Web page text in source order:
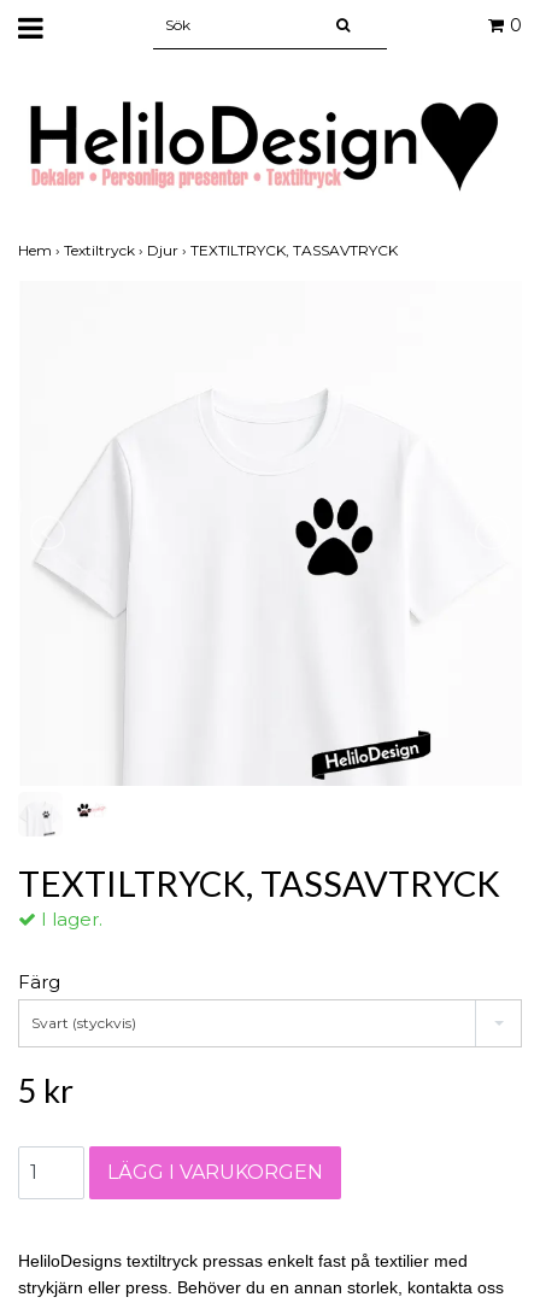
0
Hem › Textiltryck › Djur › TEXTILTRYCK, TASSAVTRYCK
TEXTILTRYCK, TASSAVTRYCK
I lager.
Färg
Svart (styckvis)
5 kr
HeliloDesigns textiltryck pressas enkelt fast på textilier med
strykjärn eller press. Behöver du en annan storlek, kontakta oss